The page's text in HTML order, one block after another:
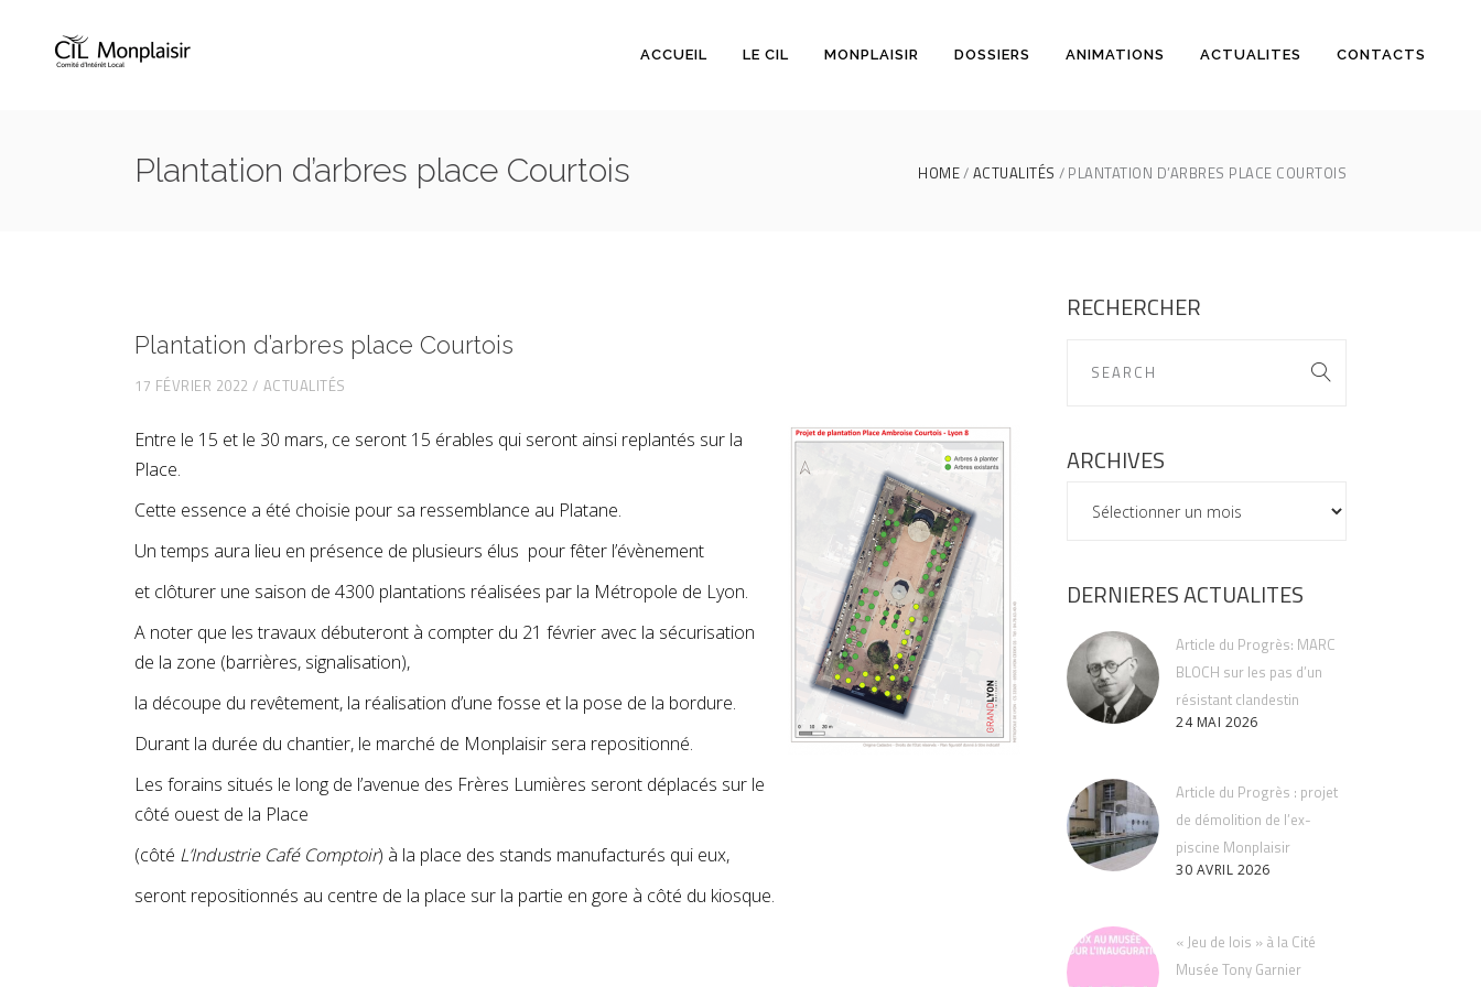
ACCUEIL LE CIL MONPLAISIR DOSSIERS ANIMATIONS ACTUALITES CONTACTS
Plantation d’arbres place Courtois HOME ACTUALITÉS PLANTATION D’ARBRES PLACE COURTOIS
Plantation d’arbres place Courtois
17 FÉVRIER 2022 ACTUALITÉS
Entre le 15 et le 30 mars, ce seront 15 érables qui seront ainsi replantés sur la
Place.
Cette essence a été choisie pour sa ressemblance au Platane.
Un temps aura lieu en présence de plusieurs élus pour fêter l’évènement
et clôturer une saison de 4300 plantations réalisées par la Métropole de Lyon.
A noter que les travaux débuteront à compter du 21 février avec la sécurisation
de la zone (barrières, signalisation),
la découpe du revêtement, la réalisation d’une fosse et la pose de la bordure.
Durant la durée du chantier, le marché de Monplaisir sera repositionné.
Les forains situés le long de l’avenue des Frères Lumières seront déplacés sur le
côté ouest de la Place
(côté L’Industrie Café Comptoir) à la place des stands manufacturés qui eux,
seront repositionnés au centre de la place sur la partie en gore à côté du kiosque.
RECHERCHER
ARCHIVES
ARCHIVES
DERNIERES ACTUALITES
Article du Progrès: MARC
BLOCH sur les pas d’un
résistant clandestin
24 MAI 2026
Article du Progrès : projet
de démolition de l’ex-
piscine Monplaisir
30 AVRIL 2026
« Jeu de lois » à la Cité
Musée Tony Garnier